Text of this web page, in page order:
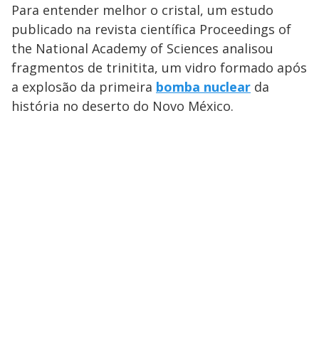
Para entender melhor o cristal, um estudo
publicado na revista científica Proceedings of
the National Academy of Sciences analisou
fragmentos de trinitita, um vidro formado após
a explosão da primeira bomba nuclear da
história no deserto do Novo México.